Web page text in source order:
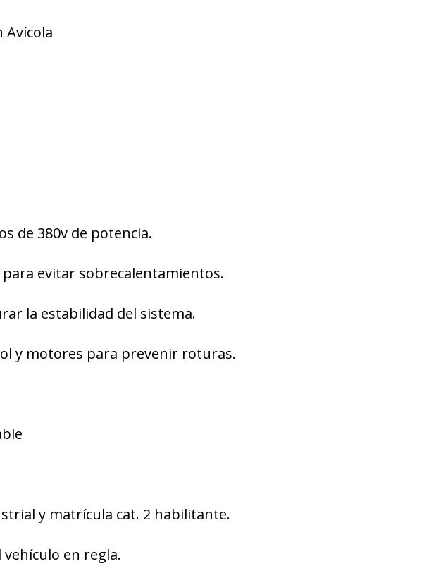
Avícola
de 380v de potencia.
evitar sobrecalentamientos.
la estabilidad del sistema.
y motores para prevenir roturas.
y matrícula cat. 2 habilitante.
en regla.